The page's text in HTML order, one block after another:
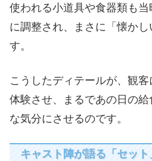
使われる小道具や食器類も
に調整され、まさに「懐か
す。
こうしたディテールが、観
体験させ、まるであの日の
な気分にさせるのです。
キャスト陣が語る「セット